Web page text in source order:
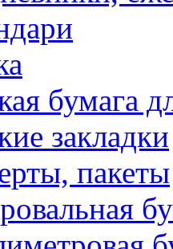
бумага
закладки
пакеты